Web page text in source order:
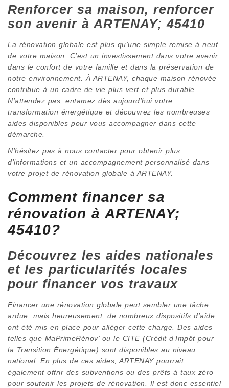
Renforcer sa maison, renforcer
son avenir à ARTENAY; 45410
La rénovation globale est plus qu’une simple remise à neuf
de votre maison. C’est un investissement dans votre avenir,
dans le confort de votre famille et dans la préservation de
notre environnement. À ARTENAY, chaque maison rénovée
contribue à un cadre de vie plus vert et plus durable.
N’attendez pas, entamez dès aujourd’hui votre
transformation énergétique et découvrez les nombreuses
aides disponibles pour vous accompagner dans cette
démarche.
N’hésitez pas à nous contacter pour obtenir plus
d’informations et un accompagnement personnalisé dans
votre projet de rénovation globale à ARTENAY.
Comment financer sa
rénovation à ARTENAY;
45410?
Découvrez les aides nationales
et les particularités locales
pour financer vos travaux
Financer une rénovation globale peut sembler une tâche
ardue, mais heureusement, de nombreux dispositifs d’aide
ont été mis en place pour alléger cette charge. Des aides
telles que MaPrimeRénov’ ou le CITE (Crédit d’Impôt pour
la Transition Énergétique) sont disponibles au niveau
national. En plus de ces aides, ARTENAY pourrait
également offrir des subventions ou des prêts à taux zéro
pour soutenir les projets de rénovation. Il est donc essentiel